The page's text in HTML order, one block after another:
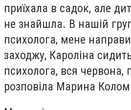
приїхала в садок, але
не знайшла. В нашій
психолога, мене
заходжу, Кароліна
психолога, вся червона,
розповіла Марина